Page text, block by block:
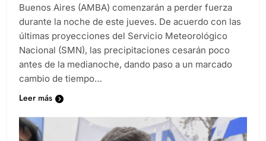
Buenos Aires (AMBA) comenzarán a perder fuerza
durante la noche de este jueves. De acuerdo con las
últimas proyecciones del Servicio Meteorológico
Nacional (SMN), las precipitaciones cesarán poco
antes de la medianoche, dando paso a un marcado
cambio de tiempo…
Leer más